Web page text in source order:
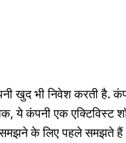
खुद भी निवेश करती है.
ये कंपनी एक एक्टिविस्ट
के लिए पहले समझते हैं